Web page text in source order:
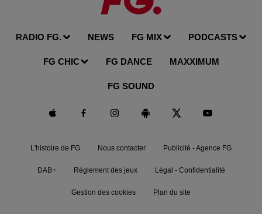
RADIO FG. NEWS FG MIX PODCASTS
FG CHIC FG DANCE MAXXIMUM
FG SOUND
L'histoire de FG Nous contacter Publicité - Agence FG
DAB+ Règlement des jeux Légal - Confidentialité
Gestion des cookies Plan du site